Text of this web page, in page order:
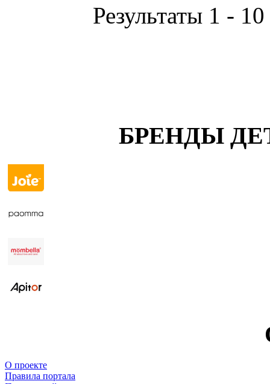
Результаты 1 -
БРЕНДЫ
О проекте
Правила портала